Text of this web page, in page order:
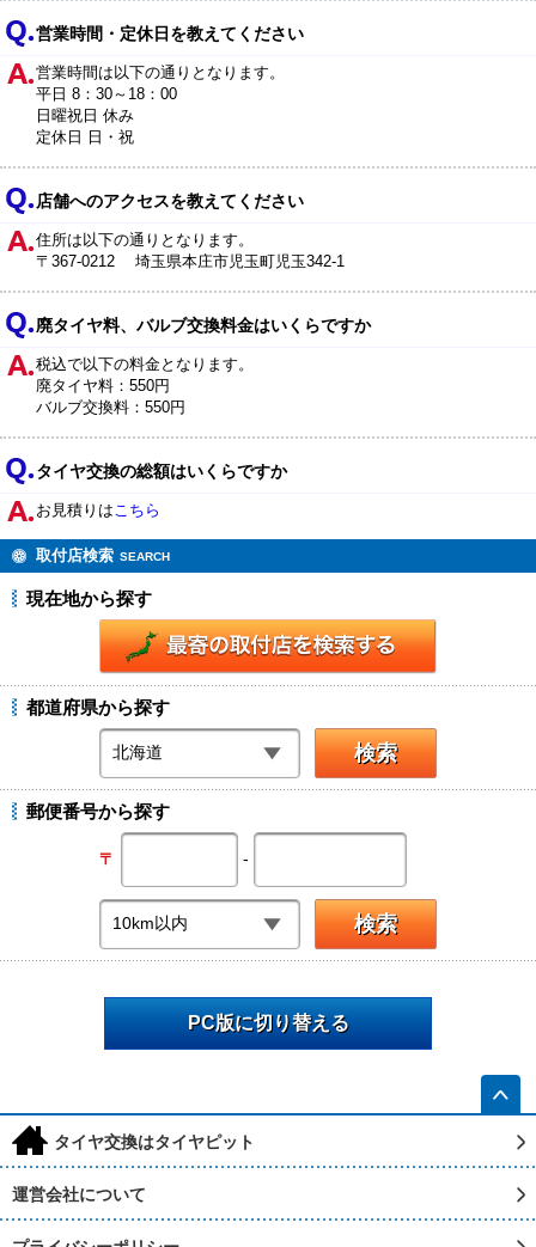
営業時間・定休日を教えてください
営業時間は以下の通りとなります。
平日 8：30～18：00
日曜祝日 休み
定休日 日・祝
店舗へのアクセスを教えてください
住所は以下の通りとなります。
〒367-0212 埼玉県本庄市児玉町児玉342-1
廃タイヤ料、バルブ交換料金はいくらですか
税込で以下の料金となります。
廃タイヤ料：550円
バルブ交換料：550円
タイヤ交換の総額はいくらですか
お見積りはこちら
取付店検索 SEARCH
現在地から探す
都道府県から探す
郵便番号から探す
〒 -
PC版に切り替える
h タイヤ交換はタイヤピット
運営会社について